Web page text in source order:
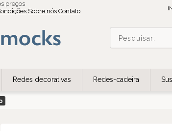
preços
Sobre nós Contato
Redes decorativas Redes-cadeira